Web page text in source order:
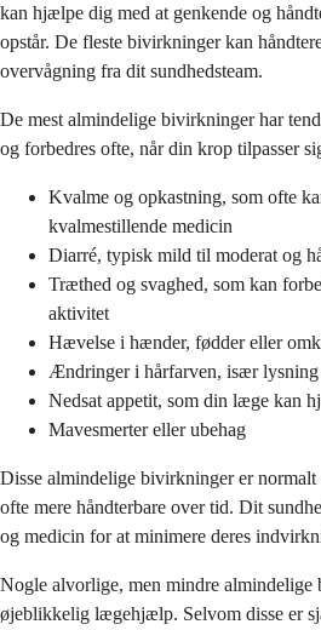
kan hjælpe dig med at genkende og
opstår. De fleste bivirkninger kan
overvågning fra dit sundhedsteam.
De mest almindelige bivirkninger har
og forbedres ofte, når din krop tilpasser
Kvalme og opkastning, som ofte
kvalmestillende medicin
Diarré, typisk mild til moderat og
Træthed og svaghed, som kan
aktivitet
Hævelse i hænder, fødder eller
Ændringer i hårfarven, især lysning
Nedsat appetit, som din læge kan
Mavesmerter eller ubehag
Disse almindelige bivirkninger er
ofte mere håndterbare over tid. Dit
og medicin for at minimere deres
Nogle alvorlige, men mindre
øjeblikkelig lægehjælp. Selvom disse er